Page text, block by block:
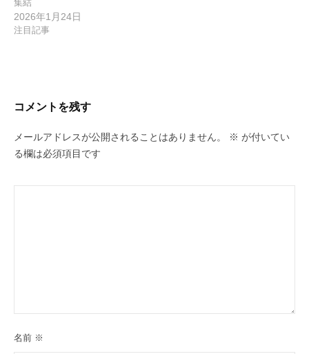
集結
2026年1月24日
注目記事
コメントを残す
メールアドレスが公開されることはありません。 ※ が付いてい
る欄は必須項目です
名前 ※